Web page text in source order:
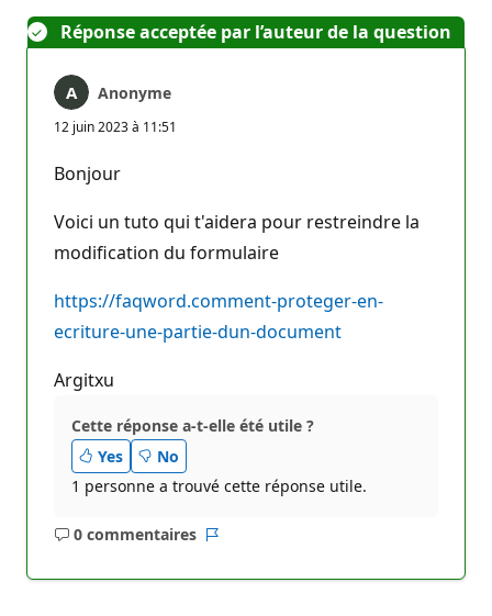
Réponse acceptée par l’auteur de la question
Anonyme
12 juin 2023 à 11:51
Bonjour
Voici un tuto qui t'aidera pour restreindre la
modification du formulaire
https://faqword.comment-proteger-en-
ecriture-une-partie-dun-document
Argitxu
Cette réponse a-t-elle été utile ?
Yes
No
1 personne a trouvé cette réponse utile.
0 commentaires
Aucun